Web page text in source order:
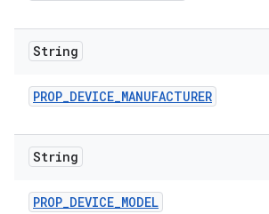
String
PROP_DEVICE_MANUFACTURER
String
PROP_DEVICE_MODEL